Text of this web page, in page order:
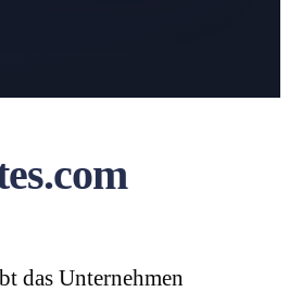
das Unternehmen